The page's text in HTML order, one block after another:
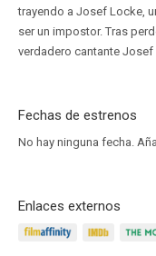
trayendo a Josef Locke,
ser un impostor. Tras
verdadero cantante Josef
Fechas de estrenos
No hay ninguna fecha.
Enlaces externos